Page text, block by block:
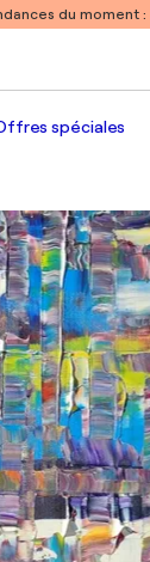
du moment :
spéciales